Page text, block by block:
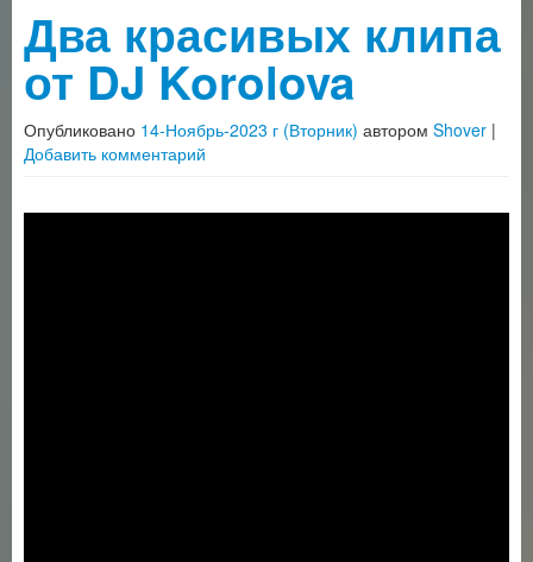
Два красивых клипа
от DJ Korolova
Опубликовано 14-Ноябрь-2023 г (Вторник) автором Shover |
Добавить комментарий